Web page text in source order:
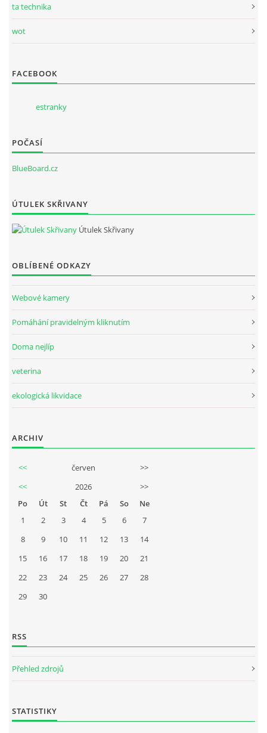
ta technika
wot
FACEBOOK
estranky
POČASÍ
BlueBoard.cz
ÚTULEK SKŘIVANY
Útulek Skřivany
OBLÍBENÉ ODKAZY
Webové kamery
Pomáhání pravidelným kliknutím
Doma nejlíp
veterina
ekologická likvidace
ARCHIV
<< červen
>>
<<
2026
>>
Po
Út St Čt Pá So
Ne
1
2 3 4 5 6
7
8
9 10 11 12 13
14
15
16 17 18 19 20
21
22
23 24 25 26 27
28
29
30
RSS
Přehled zdrojů
STATISTIKY